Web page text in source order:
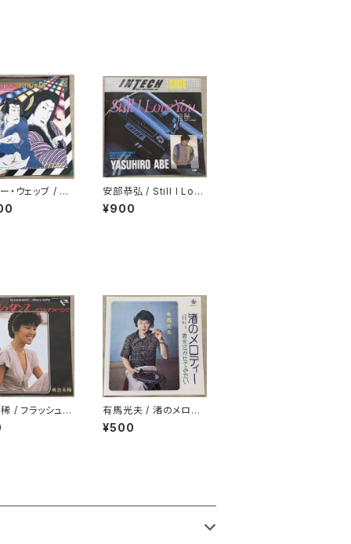
・ウェッブ / デ
富さん
安部恭弘 / Still I Lov
e You
¥900
/ フラッシュダ
有馬光夫 / 渚のメロデ
ィー
¥500